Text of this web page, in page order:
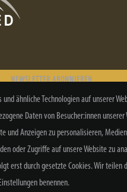
NEWSLETTER ABONNIEREN
inkl. MwSt. zzgl. Versand
ähnliche Technologien auf unserer
Daten von Besucher:innen unserer
und Anzeigen zu personalisieren,
oder Zugriffe auf unsere Website zu
erst durch gesetzte Cookies. Wir teilen
benennen.